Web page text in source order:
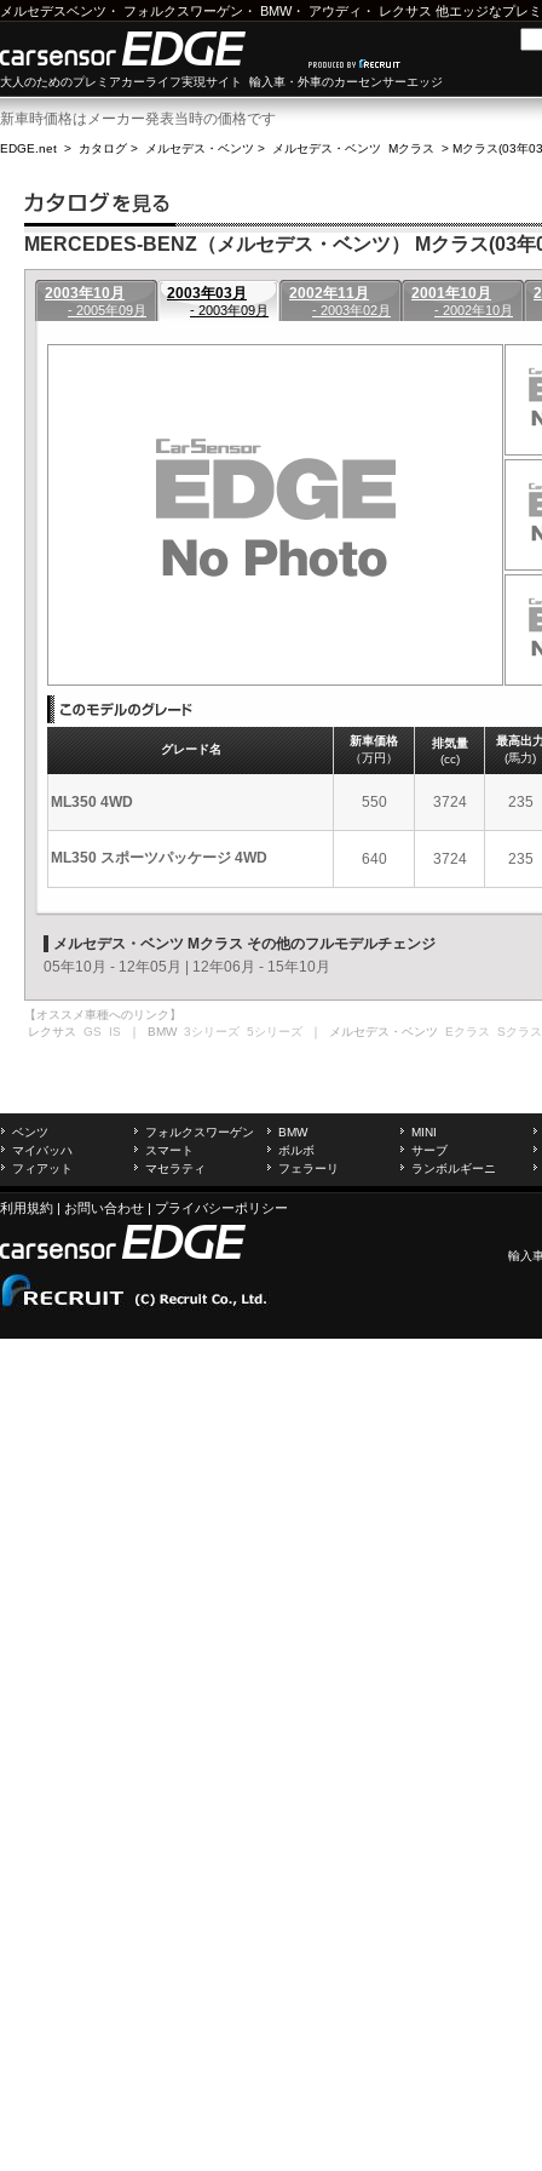
メルセデスベンツ ・ フォルクスワーゲン ・ BMW・ アウディ ・ レクサス 他エッジなプレ
大人のためのプレミアカーライフ実現サイト 輸入車・外車のカーセンサーエッジ
新車時価格はメーカー発表当時の価格です
EDGE.net > カタログ > メルセデス・ベンツ > メルセデス・ベンツ Mクラス > Mクラス(03年
MERCEDES-BENZ（メルセデス・ベンツ） Mクラス(03
2003年10月
- 2005年09月
2003年03月
- 2003年09月
2002年11月
- 2003年02月
2001年10月
- 2002年10月
グレード名
新車価格
（万円）
排気量
(cc)
最高出
(馬力)
ML350 4WD 550 3724 235
ML350 スポーツパッケージ 4WD 640 3724 235
メルセデス・ベンツ Mクラス その他のフルモデルチェンジ
05年10月 - 12年05月
12年06月 - 15年10月
【オススメ車種へのリンク】
レクサス GS IS ｜ BMW 3シリーズ 5シリーズ ｜ メルセデス・ベンツ Eクラス Sクラス
ベンツ フォルクスワーゲン BMW
MINI
マイバッハ
スマート ボルボ
サーブ
フィアット
マセラティ フェラーリ ランボルギーニ
利用規約 | お問い合わせ | プライバシーポリシー
輸入